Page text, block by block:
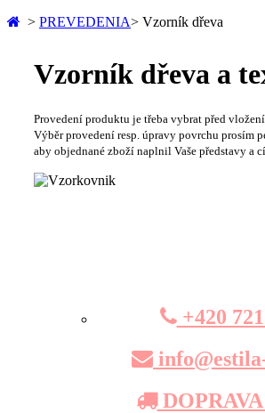
> PREVEDENIA> Vzorník dřeva
Vzorník dřeva a
Provedení produktu je třeba vybrat před
Výběr provedení resp. úpravy povrchu prosím
aby objednané zboží naplnil Vaše představy a
+420